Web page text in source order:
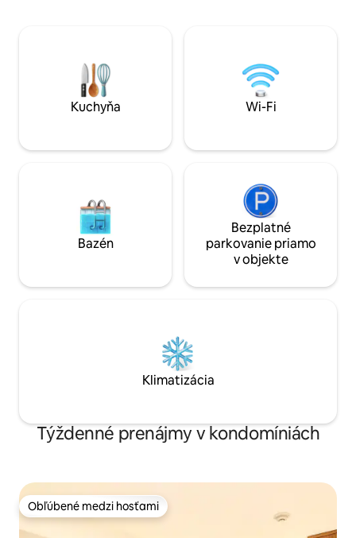
uteráky + Plne vybavená kuchyňa +
Kompletné vybavenie Pripojené k
nákupnému centru Kota Kasablanka
Pešia vzdialenosť od Casablancy rd 2
Festival, McD,
cesta (oblasť
autom na Plaza
Shopping Avenue
Kuchyňa Wi-Fi
Bazén
Bezplatné
parkovanie priamo
v objekte
Klimatizácia
Týždenné prenájmy v kondomíniách
Obľúbené medzi hosťami
Obľúbené medzi hosťami